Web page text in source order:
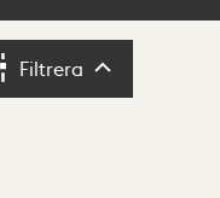
Filtrera Filtrera